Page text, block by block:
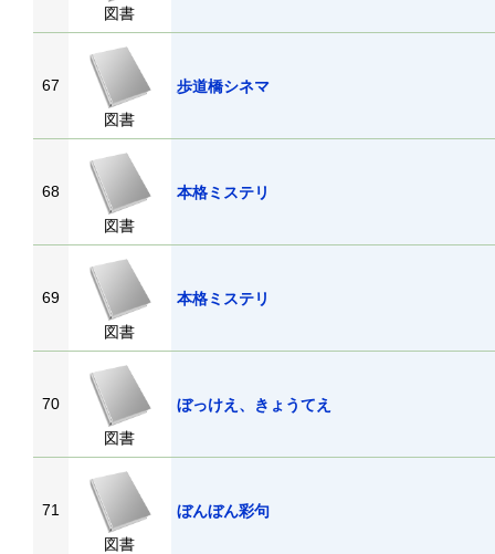
図書
67
図書
歩道橋シネマ
68
図書
本格ミステリ
69
図書
本格ミステリ
70
図書
ぼっけえ、きょうてえ
71
図書
ぼんぼん彩句